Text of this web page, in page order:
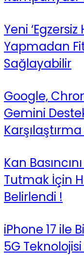
Yeni ‘Egzersiz
Yapmadan
Sağlayabilir
Google,
Gemini
Kan
Tutmak İçin
Belirlendi !
iPhone 17 ile
5G